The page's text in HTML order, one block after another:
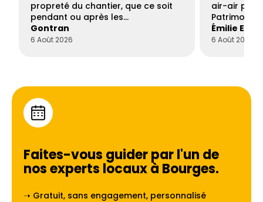
propreté du chantier, que ce soit
pendant ou après les…
Gontran
6 Août 2026
air-air par
Patrimoine
Émilie
6 Août 2026
Faites-vous guider par l'un de
nos experts locaux à Bourges.
➝ Gratuit, sans engagement, personnalisé